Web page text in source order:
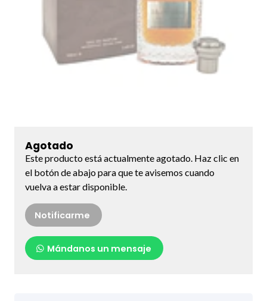
Agotado
Este producto está actualmente agotado. Haz clic en
el botón de abajo para que te avisemos cuando
vuelva a estar disponible.
Notificarme
Mándanos un mensaje